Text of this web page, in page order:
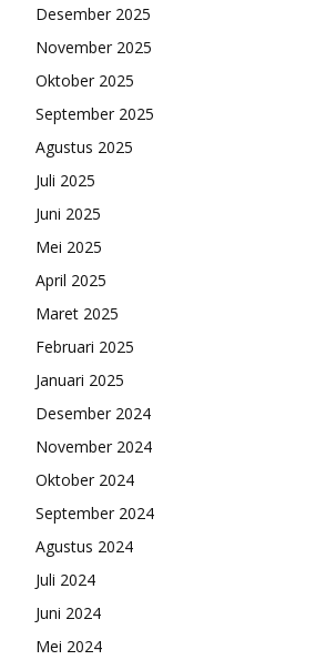
Desember 2025
November 2025
Oktober 2025
September 2025
Agustus 2025
Juli 2025
Juni 2025
Mei 2025
April 2025
Maret 2025
Februari 2025
Januari 2025
Desember 2024
November 2024
Oktober 2024
September 2024
Agustus 2024
Juli 2024
Juni 2024
Mei 2024